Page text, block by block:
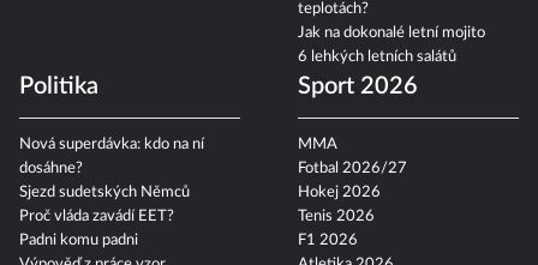
teplotách?
Jak na dokonalé letní mojito
6 lehkých letních salátů
Politika
Nová superdávka: kdo na ní
dosáhne?
Sjezd sudetských Němců
Proč vláda zavádí EET?
Padni komu padni
Sport 2026
MMA
Fotbal 2026/27
Hokej 2026
Tenis 2026
F1 2026